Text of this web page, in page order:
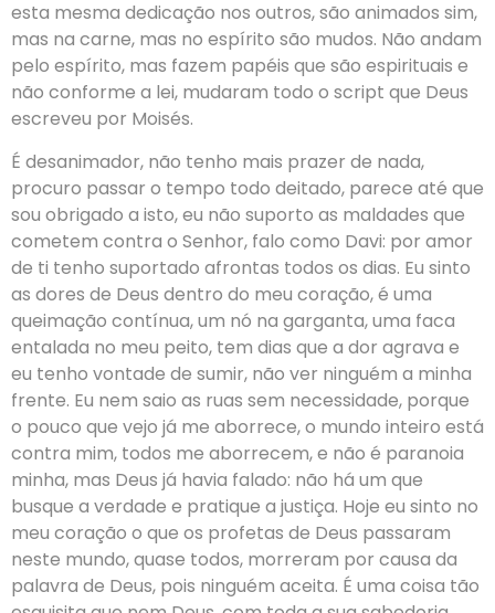
esta mesma dedicação nos outros, são animados sim,
mas na carne, mas no espírito são mudos. Não andam
pelo espírito, mas fazem papéis que são espirituais e
não conforme a lei, mudaram todo o script que Deus
escreveu por Moisés.
É desanimador, não tenho mais prazer de nada,
procuro passar o tempo todo deitado, parece até que
sou obrigado a isto, eu não suporto as maldades que
cometem contra o Senhor, falo como Davi: por amor
de ti tenho suportado afrontas todos os dias. Eu sinto
as dores de Deus dentro do meu coração, é uma
queimação contínua, um nó na garganta, uma faca
entalada no meu peito, tem dias que a dor agrava e
eu tenho vontade de sumir, não ver ninguém a minha
frente. Eu nem saio as ruas sem necessidade, porque
o pouco que vejo já me aborrece, o mundo inteiro está
contra mim, todos me aborrecem, e não é paranoia
minha, mas Deus já havia falado: não há um que
busque a verdade e pratique a justiça. Hoje eu sinto no
meu coração o que os profetas de Deus passaram
neste mundo, quase todos, morreram por causa da
palavra de Deus, pois ninguém aceita. É uma coisa tão